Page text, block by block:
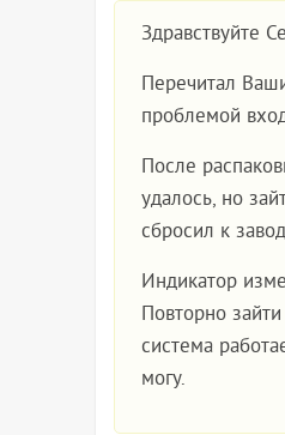
Здравствуйте
Перечитал
проблемой
После
удалось, но
сбросил к
Индикатор
Повторно
система
могу.